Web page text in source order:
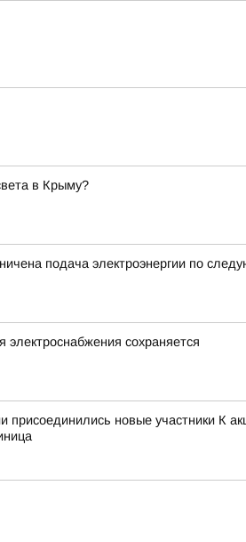
в Крыму?
подача электроэнергии по
сохраняется
присоединились новые участники К